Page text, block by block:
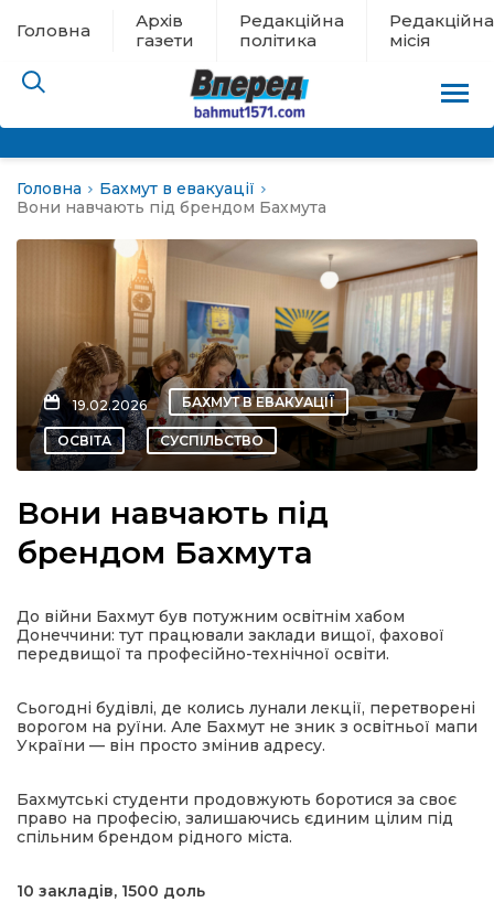
Головна
Архів
газети
Редакційна
політика
Редакційна
місія
евакуації
новини
політика
Головна
Бахмут в евакуації
Вони навчають під брендом Бахмута
19.02.2026 БАХМУТ В ЕВАКУАЦІЇ
ОСВІТА СУСПІЛЬСТВО
Вони навчають під
брендом Бахмута
До війни Бахмут був потужним освітнім хабом
Донеччини: тут працювали заклади вищої, фахової
передвищої та професійно-технічної освіти.
Сьогодні будівлі, де колись лунали лекції, перетворені
ворогом на руїни. Але Бахмут не зник з освітньої мапи
України — він просто змінив адресу.
Бахмутські студенти продовжують боротися за своє
право на професію, залишаючись єдиним цілим під
спільним брендом рідного міста.
10 закладів, 1500 доль